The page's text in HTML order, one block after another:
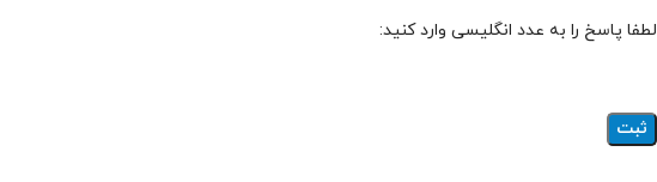
لطفا پاسخ را به عدد انگلیسی وارد کنید: